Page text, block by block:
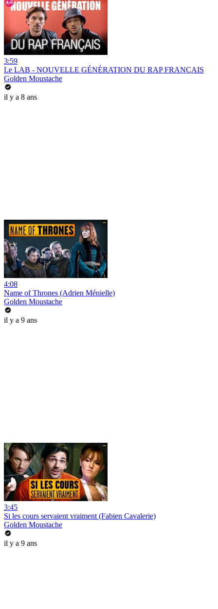
3:59
Le LAB - NOUVELLE GÉNÉRATION DU RAP FRANÇAIS
Golden Moustache
il y a 8 ans
4:08
Name of Thrones (Adrien Ménielle)
Golden Moustache
il y a 9 ans
3:45
Si les cours servaient vraiment (Fabien Cavalerie)
Golden Moustache
il y a 9 ans